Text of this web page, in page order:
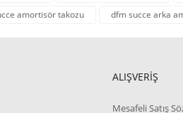
amortisör takozu
dfm succe arka
ALIŞVERİŞ
Mesafeli Satış